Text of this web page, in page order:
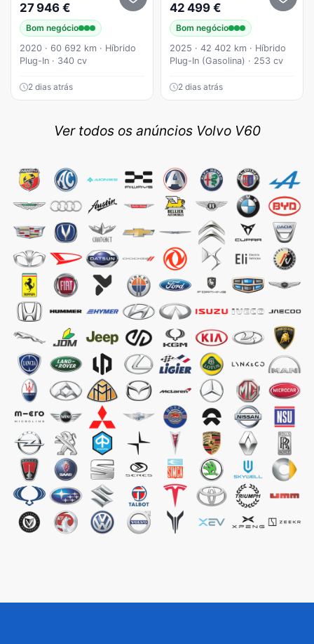
27 946 €
Bom negócio
2020 · 60 692 km · Híbrido
Plug-In · 340 cv
2 dias atrás
42 499 €
Bom negócio
2025 · 42 402 km · Híbrido
Plug-In (Gasolina) · 253 cv
2 dias atrás
Ver todos os anúncios Volvo V60